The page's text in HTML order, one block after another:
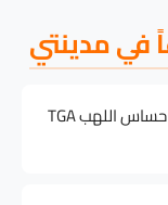
في مدينتي
شاشة Digital + حساس اللهب TGA